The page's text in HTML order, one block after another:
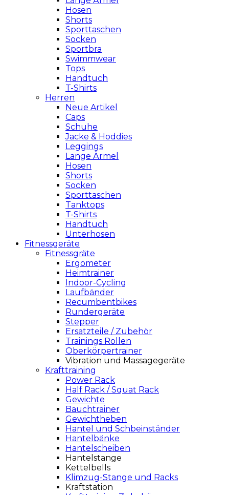
Hosen
Shorts
Sporttaschen
Socken
Sportbra
Swimmwear
Tops
Handtuch
T-Shirts
Herren
Neue Artikel
Caps
Schuhe
Jacke & Hoddies
Leggings
Lange Ärmel
Hosen
Shorts
Socken
Sporttaschen
Tanktops
T-Shirts
Handtuch
Unterhosen
Fitnessgeräte
Fitnessgräte
Ergometer
Heimtrainer
Indoor-Cycling
Laufbänder
Recumbentbikes
Rundergeräte
Stepper
Ersatzteile / Zubehör
Trainings Rollen
Oberkörpertrainer
Vibration und Massagegeräte
Krafttraining
Power Rack
Half Rack / Squat Rack
Gewichte
Bauchtrainer
Gewichtheben
Hantel und Schbeinständer
Hantelbänke
Hantelscheiben
Hantelstange
Kettelbells
Klimzug-Stange und Racks
Kraftstation